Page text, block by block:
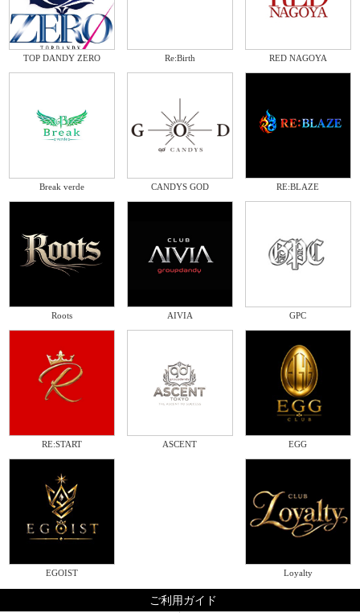
TOP DANDY ZERO Re:Birth RED NAGOYA
Break verde CANDYS GOD RE:BLAZE
Roots AIVIA GPC
RE:START ASCENT EGG
EGOIST Loyalty
ご利用ガイド